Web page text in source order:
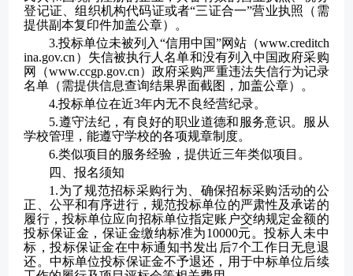
登记证、组织机构代码证或者“三证合一”营业执照（需
提供副本复印件加盖公章）。
3.投标单位未被列入“信用中国”网站（www.creditch
ina.gov.cn）失信被执行人名单和没有列入中国政府采购
网（www.ccgp.gov.cn）政府采购严重违法失信行为记录
名单（需提供信息查询结果界面截图，加盖公章）。
4.投标单位在近3年内无不良经营纪录。
5.遵守法纪，有良好的职业道德和服务意识。服从
学校管理，能遵守学校的各项规章制度。
6.类似项目的服务经验，提供近三年类似项目。
四、报名须知
1.为了规范招标采购行为、确保招标采购活动的公
正、公平和有序进行，规范投标单位的严肃性及承诺的
履行，投标单位应向招标单位指定账户交纳规定金额的
投标保证金，保证金缴纳标准为10000元。投标人未中
标，投标保证金在中标通知书发出后7个工作日无息退
还。中标单位投标保证金不予退还，用于中标单位后续